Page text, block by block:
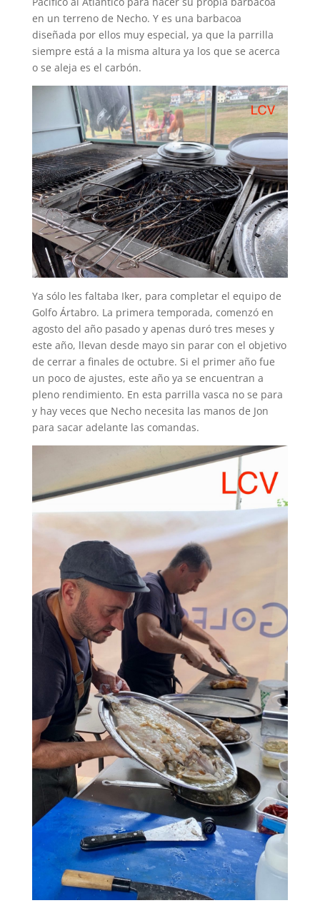
en un terreno de Necho. Y es una barbacoa
diseñada por ellos muy especial, ya que la parrilla
siempre está a la misma altura ya los que se acerca
o se aleja es el carbón.
Ya sólo les faltaba Iker, para completar el equipo de
Golfo Ártabro. La primera temporada, comenzó en
agosto del año pasado y apenas duró tres meses y
este año, llevan desde mayo sin parar con el objetivo
de cerrar a finales de octubre. Si el primer año fue
un poco de ajustes, este año ya se encuentran a
pleno rendimiento. En esta parrilla vasca no se para
y hay veces que Necho necesita las manos de Jon
para sacar adelante las comandas.